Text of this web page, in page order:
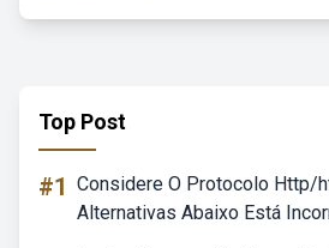
Top Post
#1 Considere O Protocolo Http/
Alternativas Abaixo Está